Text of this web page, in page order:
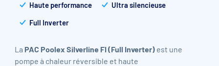
Haute performance
Ultra silencieuse
Full Inverter
La PAC Poolex Silverline FI (Full Inverter) est une
pompe à chaleur réversible et haute